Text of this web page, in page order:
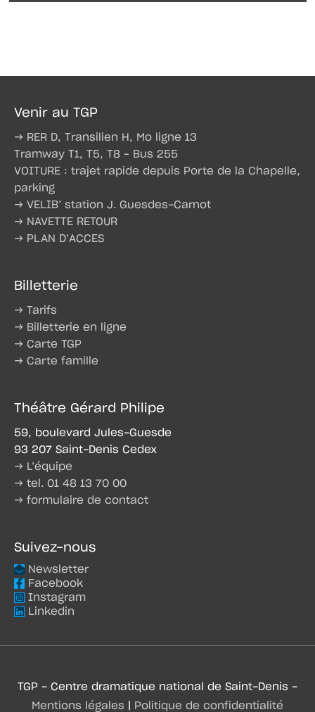
Venir au TGP
→ RER D, Transilien H, Mo ligne 13
Tramway T1, T5, T8 – Bus 255
VOITURE : trajet rapide depuis Porte de la Chapelle,
parking
→ VELIB’ station J. Guesdes-Carnot
→ NAVETTE RETOUR
→ PLAN D’ACCES
Billetterie
→ Tarifs
→ Billetterie en ligne
→ Carte TGP
→ Carte famille
Théâtre Gérard Philipe
59, boulevard Jules-Guesde
93 207 Saint-Denis Cedex
→ L’équipe
→ tel. 01 48 13 70 00
→ formulaire de contact
Suivez-nous
Newsletter
Facebook
Instagram
Linkedin
TGP - Centre dramatique national de Saint-Denis -
Mentions légales
Politique de confidentialité